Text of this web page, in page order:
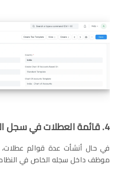
4. قائمة العطلات في سجل الموظف
في حال أنشأت عدة قوائم
موظف داخل سجله الخاص في